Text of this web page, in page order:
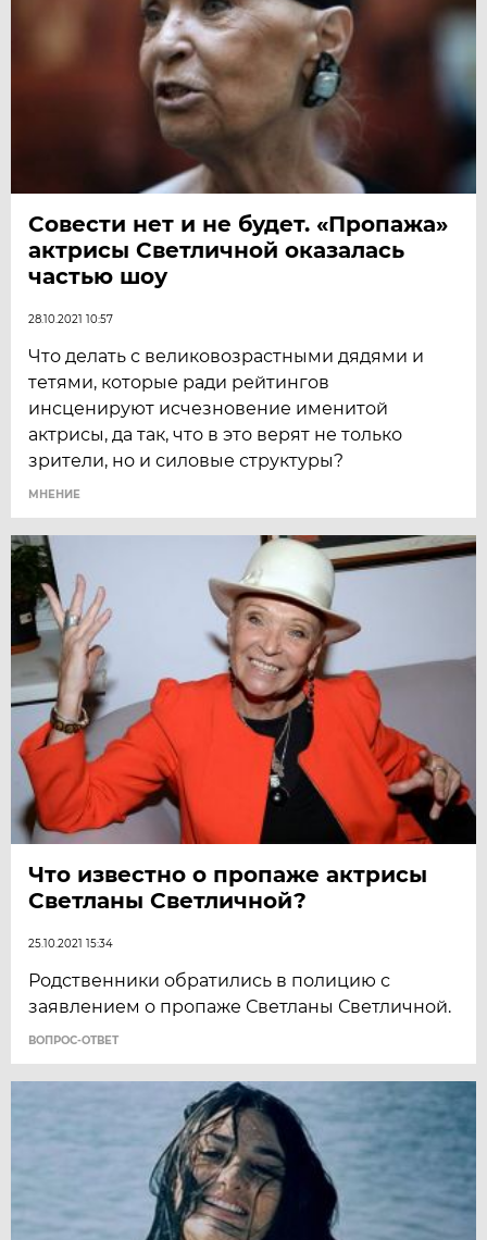
Совести нет и не будет. «Пропажа»
актрисы Светличной оказалась
частью шоу
28.10.2021 10:57
Что делать с великовозрастными дядями и
тетями, которые ради рейтингов
инсценируют исчезновение именитой
актрисы, да так, что в это верят не только
зрители, но и силовые структуры?
МНЕНИЕ
Что известно о пропаже актрисы
Светланы Светличной?
25.10.2021 15:34
Родственники обратились в полицию с
заявлением о пропаже Светланы Светличной.
ВОПРОС-ОТВЕТ